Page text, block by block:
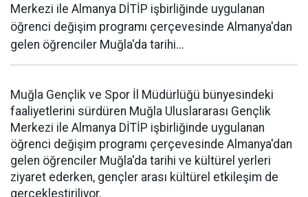
Merkezi ile Almanya DİTİP işbirliğinde uygulanan
öğrenci değişim programı çerçevesinde Almanya'dan
gelen öğrenciler Muğla'da tarihi...
Muğla Gençlik ve Spor İl Müdürlüğü bünyesindeki
faaliyetlerini sürdüren Muğla Uluslararası Gençlik
Merkezi ile Almanya DİTİP işbirliğinde uygulanan
öğrenci değişim programı çerçevesinde Almanya'dan
gelen öğrenciler Muğla'da tarihi ve kültürel yerleri
ziyaret ederken, gençler arası kültürel etkileşim de
gerçekleştiriliyor.